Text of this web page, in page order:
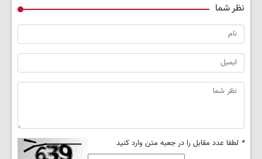
نظر شما
* لطفا عدد مقابل را در جعبه متن وارد کنید